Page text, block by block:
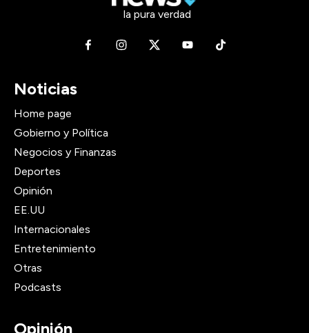
la pura verdad
Noticias
Home page
Gobierno y Política
Negocios y Finanzas
Deportes
Opinión
EE.UU
Internacionales
Entretenimiento
Otras
Podcasts
Opinión